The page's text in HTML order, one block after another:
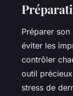
Préparer
éviter les
contrôler
outil
stress de